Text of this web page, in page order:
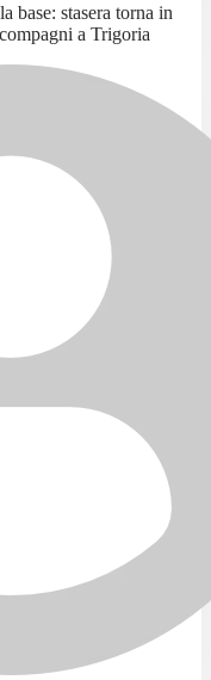
base: stasera torna in
a Trigoria